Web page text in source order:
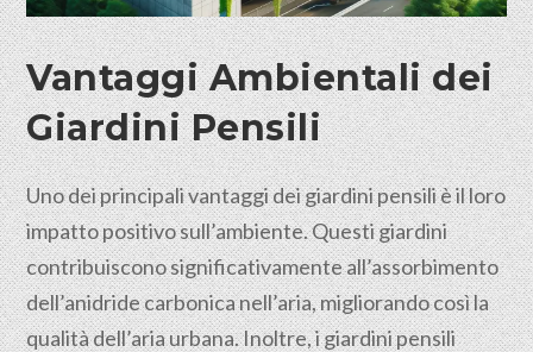
Vantaggi Ambientali dei
Giardini Pensili
Uno dei principali vantaggi dei giardini pensili è il loro
impatto positivo sull’ambiente. Questi giardini
contribuiscono significativamente all’assorbimento
dell’anidride carbonica nell’aria, migliorando così la
qualità dell’aria urbana. Inoltre, i giardini pensili